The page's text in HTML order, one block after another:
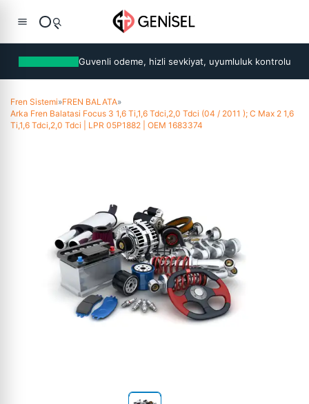
Guvenli odeme, hizli sevkiyat, uyumluluk kontrolu
Fren Sistemi»FREN BALATA»
Arka Fren Balatasi Focus 3 1,6 Ti,1,6 Tdci,2,0 Tdci (04 / 2011 ); C Max 2 1,6
Ti,1,6 Tdci,2,0 Tdci | LPR 05P1882 | OEM 1683374